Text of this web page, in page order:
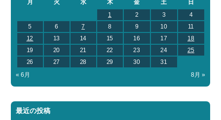
月
火 水 木 金 土
日
1
2 3
4
5
6 7 8 9 10
11
12
13 14 15 16 17
18
19
20 21 22 23 24
25
26
27 28 29 30
31
« 6月
8月 »
最近の投稿